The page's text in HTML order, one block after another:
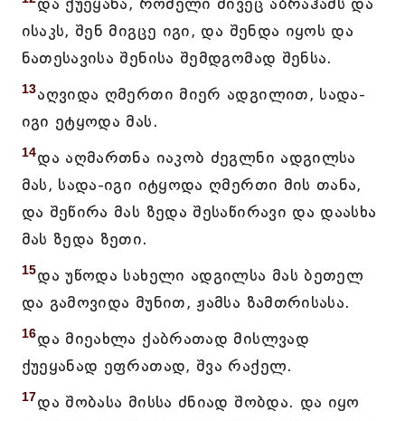
ისაკს, შენ მიგცე იგი, და შენდა იყოს და
ნათესავისა შენისა შემდგომად შენსა.
13აღვიდა ღმერთი მიერ ადგილით, სადა-
იგი ეტყოდა მას.
14და აღმართნა იაკობ ძეგლნი ადგილსა
მას, სადა-იგი იტყოდა ღმერთი მის თანა,
და შეწირა მას ზედა შესაწირავი და დაასხა
მას ზედა ზეთი.
15და უწოდა სახელი ადგილსა მას ბეთელ
და გამოვიდა მუნით, ჟამსა ზამთრისასა.
16და მიეახლა ქაბრათად მისლვად
ქუეყანად ეფრათად, შვა რაქელ.
17და შობასა მისსა ძნიად შობდა. და იყო